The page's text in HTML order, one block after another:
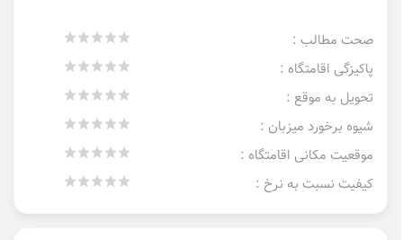
صحت مطالب :
پاکیزگی اقامتگاه :
تحویل به موقع :
شیوه برخورد میزبان :
موقعیت مکانی اقامتگاه :
کیفیت نسبت به نرخ :